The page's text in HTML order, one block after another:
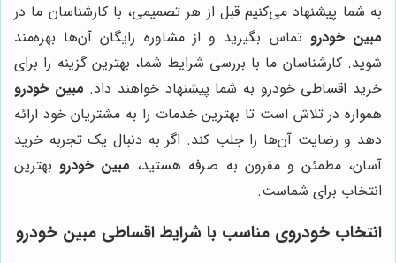
به شما پیشنهاد می‌کنیم قبل از هر تصمیمی، با کارشناسان ما در
مبین خودرو تماس بگیرید و از مشاوره رایگان آن‌ها بهره‌مند
شوید. کارشناسان ما با بررسی شرایط شما، بهترین گزینه را برای
خرید اقساطی خودرو به شما پیشنهاد خواهند داد. مبین خودرو
همواره در تلاش است تا بهترین خدمات را به مشتریان خود ارائه
دهد و رضایت آن‌ها را جلب کند. اگر به دنبال یک تجربه خرید
آسان، مطمئن و مقرون به صرفه هستید، مبین خودروبهترین
انتخاب برای شماست.
انتخاب خودروی مناسب با شرایط اقساطی مبین خودرو